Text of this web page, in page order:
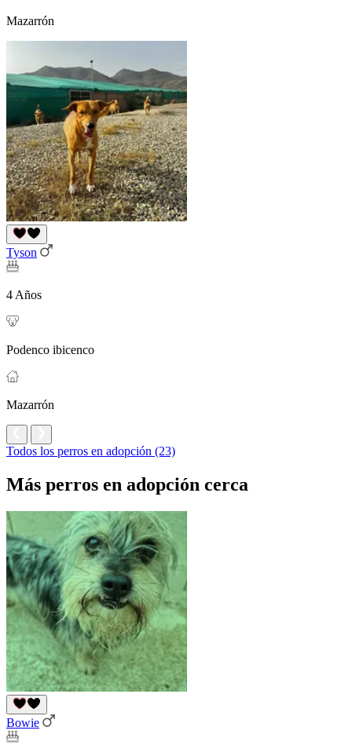
Mazarrón
Tyson
4 Años
Podenco ibicenco
Mazarrón
Todos los perros en adopción (23)
Más perros en adopción cerca
Bowie